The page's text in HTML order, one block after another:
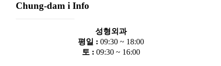
Chung-dam i Info
성형외과
평일 : 09:30 ~ 18:00
토 : 09:30 ~ 16:00